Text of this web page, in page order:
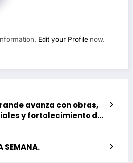
Edit your Profile now.
avanza con obras,
y fortalecimiento de
SEMANA.